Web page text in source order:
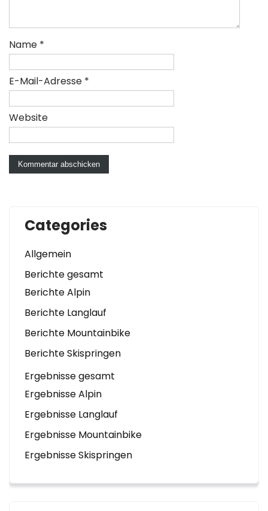
Name *
E-Mail-Adresse *
Website
Categories
Allgemein
Berichte gesamt
Berichte Alpin
Berichte Langlauf
Berichte Mountainbike
Berichte Skispringen
Ergebnisse gesamt
Ergebnisse Alpin
Ergebnisse Langlauf
Ergebnisse Mountainbike
Ergebnisse Skispringen